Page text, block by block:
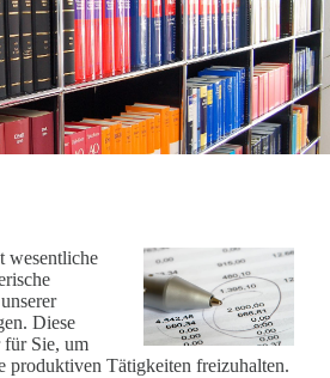
wesentliche
Diese
für Sie, um
produktiven Tätigkeiten freizuhalten.